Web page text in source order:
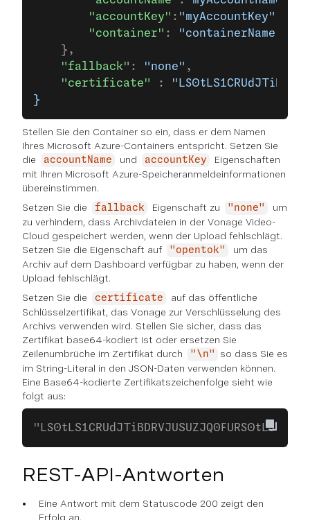
        "accountKey"
: "myAccountKey"
        "container"
:
"containerName"
    },
    "fallback"
: "none" ,
    "certificate"
:
}
Stellen Sie den Container so ein, dass er dem Namen
Ihres Microsoft Azure-Containers entspricht. Setzen Sie
die
accountName und accountKey
Eigenschaften
mit Ihren Microsoft Azure-Speicheranmeldeinformationen
übereinstimmen.
Setzen Sie die
fallback Eigenschaft zu "none"
um
zu verhindern, dass Archivdateien in der Vonage Video-
Cloud gespeichert werden, wenn der Upload fehlschlägt.
Setzen Sie die Eigenschaft auf
"opentok"
um das
Archiv auf dem Dashboard verfügbar zu haben, wenn der
Upload fehlschlägt.
Setzen Sie die
certificate
auf das öffentliche
Schlüsselzertifikat, das Vonage zur Verschlüsselung des
Archivs verwenden wird. Stellen Sie sicher, dass das
Zertifikat base64-kodiert ist oder ersetzen Sie
Zeilenumbrüche im Zertifikat durch
"\n"
so dass Sie es
im String-Literal in den JSON-Daten verwenden können.
Eine Base64-kodierte Zertifikatszeichenfolge sieht wie
folgt aus:
"LS0tLS1CRUdJTiBDRVJUSUZJQ0FURS0tLS0..."
REST-API-Antworten
Eine Antwort mit dem Statuscode 200 zeigt den
Erfolg an.